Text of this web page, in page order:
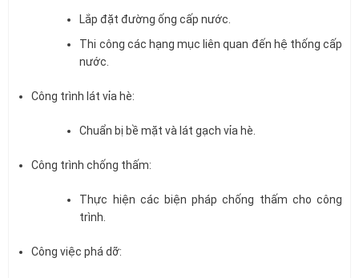
Lắp đặt đường ống cấp nước.
Thi công các hạng mục liên quan đến hệ thống cấp
nước.
Công trình lát vỉa hè:
Chuẩn bị bề mặt và lát gạch vỉa hè.
Công trình chống thấm:
Thực hiện các biện pháp chống thấm cho công
trình.
Công việc phá dỡ: